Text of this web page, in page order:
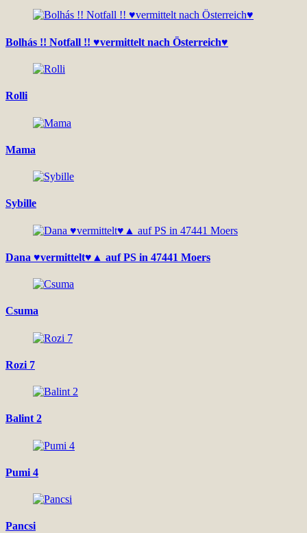
Bolhás !! Notfall !! ♥vermittelt nach Österreich♥
Rolli
Mama
Sybille
Dana ♥vermittelt♥▲ auf PS in 47441 Moers
Csuma
Rozi 7
Balint 2
Pumi 4
Pancsi